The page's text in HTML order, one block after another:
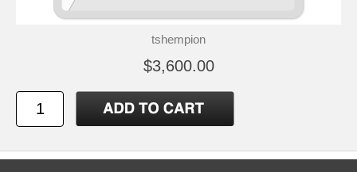
tshempion
$3,600.00